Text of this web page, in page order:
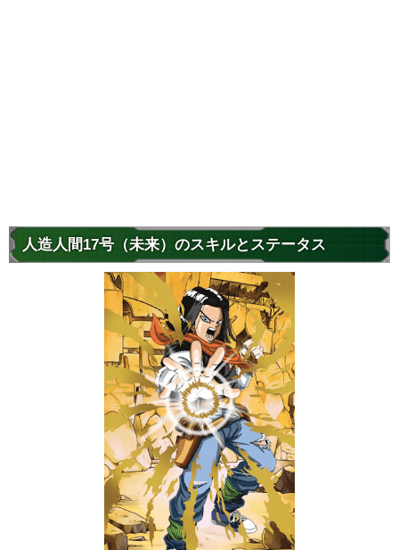
人造人間17号（未来）のスキルとステータス